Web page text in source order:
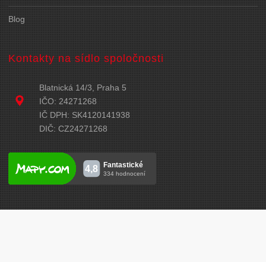
Blog
Kontakty na sídlo spoločnosti
Blatnická 14/3, Praha 5
IČO: 24271268
IČ DPH: SK4120141938
DIČ: CZ24271268